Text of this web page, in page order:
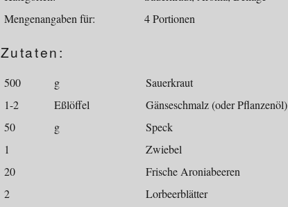
Mengenangaben für:
4 Portionen
Zutaten:
500 g
Sauerkraut
1-2
Eßlöffel
Gänseschmalz (oder Pflanzenöl)
50
g
Speck
1
Zwiebel
20
Frische Aroniabeeren
2
Lorbeerblätter